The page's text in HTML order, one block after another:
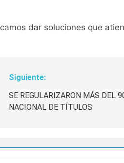
dar soluciones que
Siguiente:
SE REGULARIZARON MÁS DEL
NACIONAL DE TÍTULOS